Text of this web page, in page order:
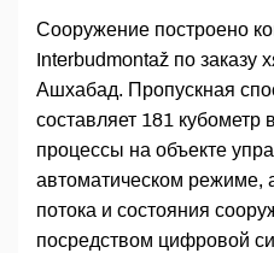
Сооружение построено
Interbudmontaž по заказу
Ашхабад. Пропускная
составляет 181 кубометр
процессы на объекте
автоматическом режиме,
потока и состояния
посредством цифровой